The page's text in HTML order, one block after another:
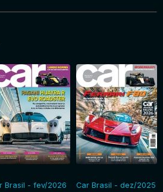
Brasil - fev/2026 Car Brasil - dez/2025